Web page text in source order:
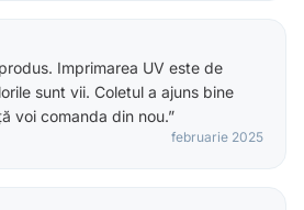
Imprimarea UV este de
sunt vii. Coletul a ajuns bine
voi comanda din nou.”
februarie 2025